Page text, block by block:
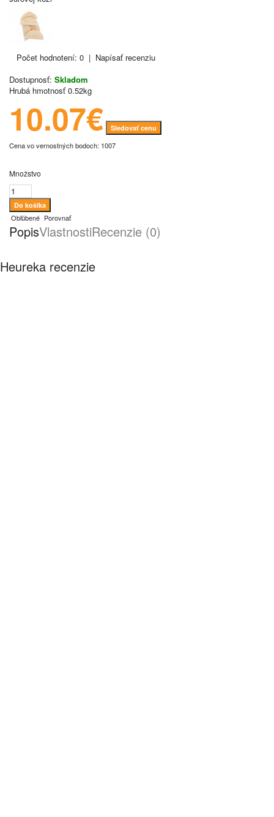
Počet hodnotení: 0 | Napísať recenziu
Dostupnosť: Skladom
Hrubá hmotnosť 0.52kg
10.07€ Sledovať cenu
Cena vo vernostných bodoch: 1007
Množstvo
Obľúbené Porovnať
PopisVlastnostiRecenzie (0)
Heureka recenzie